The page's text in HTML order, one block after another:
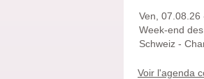
Ven, 07.08.26
Week-end
Schweiz -
Voir l'agenda